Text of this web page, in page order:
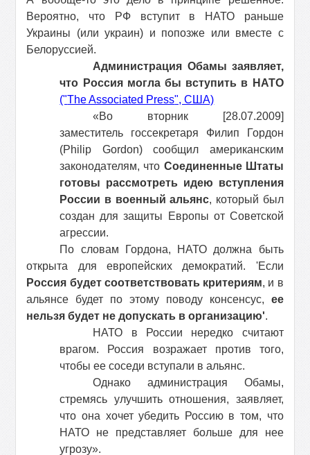
Вероятно, что РФ вступит в НАТО раньше
Украины (или украин) и попозже или вместе с
Белоруссией.
Администрация Обамы заявляет,
что Россия могла бы вступить в НАТО
("The Associated Press", США)
«Во вторник [28.07.2009]
заместитель госсекретаря Филип Гордон
(Philip Gordon) сообщил американским
законодателям, что Соединенные Штаты
готовы рассмотреть идею вступления
России в военный альянс, который был
создан для защиты Европы от Советской
агрессии.
По словам Гордона, НАТО должна быть
открыта для европейских демократий. 'Если
Россия будет соответствовать критериям, и в
альянсе будет по этому поводу консенсус, ее
нельзя будет не допускать в организацию'.
НАТО в России нередко считают
врагом. Россия возражает против того,
чтобы ее соседи вступали в альянс.
Однако администрация Обамы,
стремясь улучшить отношения, заявляет,
что она хочет убедить Россию в том, что
НАТО не представляет больше для нее
угрозу».